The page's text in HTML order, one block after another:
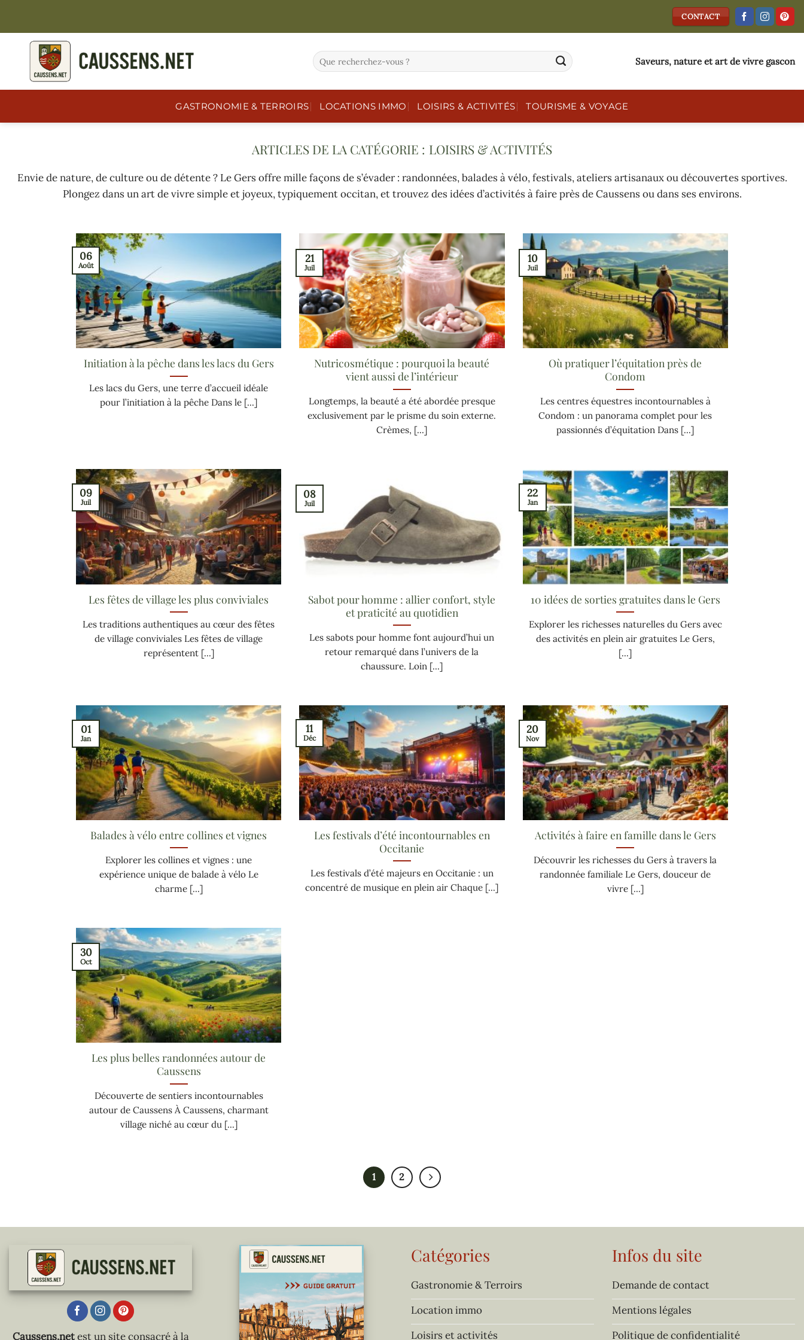
contenu
CONTACT
Saveurs, nature et art de vivre gascon
GASTRONOMIE & TERROIRS LOCATIONS IMMO LOISIRS & ACTIVITÉS TOURISME & VOYAGE
LOISIRS & ACTIVITÉS
Envie de nature, de culture ou de détente ? Le Gers offre mille façons de s’évader : randonnées, balades à vélo, festivals, ateliers artisanaux ou découvertes sportives.
Plongez dans un art de vivre simple et joyeux, typiquement occitan, et trouvez des idées d’activités à faire près de Caussens ou dans ses environs.
Initiation à la pêche dans les lacs du Gers
Les lacs du Gers, une terre d’accueil idéale
pour l’initiation à la pêche Dans le [...]
06
Août
Nutricosmétique : pourquoi la beauté
vient aussi de l’intérieur
Longtemps, la beauté a été abordée presque
exclusivement par le prisme du soin externe.
Crèmes, [...]
21
Juil
Où pratiquer l’équitation près de
Condom
Les centres équestres incontournables à
Condom : un panorama complet pour les
passionnés d’équitation Dans [...]
10
Juil
Les fêtes de village les plus conviviales
Les traditions authentiques au cœur des fêtes
de village conviviales Les fêtes de village
représentent [...]
09
Juil
Sabot pour homme : allier confort, style
et praticité au quotidien
Les sabots pour homme font aujourd’hui un
retour remarqué dans l’univers de la
chaussure. Loin [...]
08
Juil
10 idées de sorties gratuites dans le Gers
Explorer les richesses naturelles du Gers avec
des activités en plein air gratuites Le Gers,
[...]
22
Jan
Balades à vélo entre collines et vignes
Explorer les collines et vignes : une
expérience unique de balade à vélo Le
charme [...]
01
Jan
Les festivals d’été incontournables en
Occitanie
Les festivals d’été majeurs en Occitanie : un
concentré de musique en plein air Chaque [...]
11
Déc
Activités à faire en famille dans le Gers
Découvrir les richesses du Gers à travers la
randonnée familiale Le Gers, douceur de
vivre [...]
20
Nov
Les plus belles randonnées autour de
Caussens
Découverte de sentiers incontournables
autour de Caussens À Caussens, charmant
village niché au cœur du [...]
30
Oct
1 2
Caussens.netest un site consacré à la
Catégories
Gastronomie & Terroirs
Location immo
Loisirs et activités
Infos du site
Demande de contact
Mentions légales
Politique de confidentialité